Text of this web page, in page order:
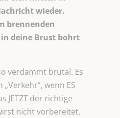
wieder.
brennenden
in deine Brust bohrt
verdammt brutal. Es
wenn ES
JETZT der richtige
nicht vorbereitet,